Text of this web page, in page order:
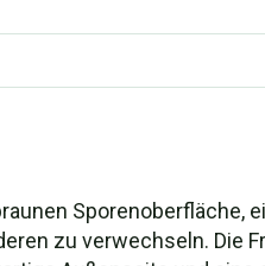
Sporenoberfläche,
zu verwechseln. Die